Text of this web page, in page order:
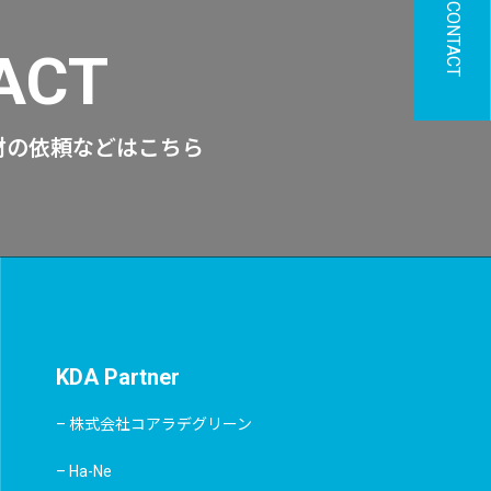
CONTACT
依頼などはこちら
KDA Partner
– 株式会社コアラデグリーン
– Ha-Ne